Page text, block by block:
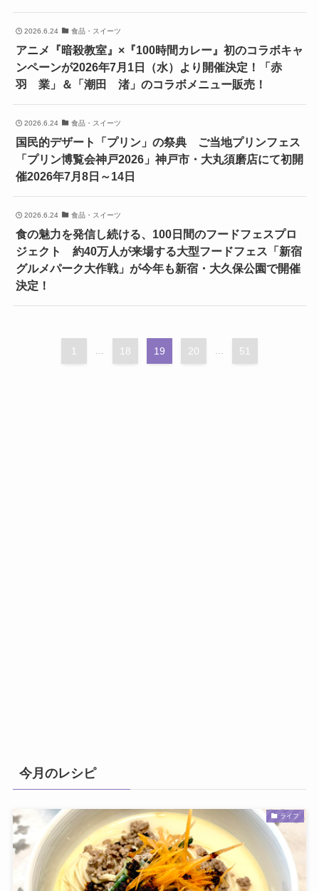
2026.6.24 食品・スイーツ
アニメ『暗殺教室』×『100時間カレー』初のコラボキャ
ンペーンが2026年7月1日（水）より開催決定！「赤
羽 業」＆「潮田 渚」のコラボメニュー販売！
2026.6.24 食品・スイーツ
国民的デザート「プリン」の祭典 ご当地プリンフェス
「プリン博覧会神戸2026」神戸市・大丸須磨店にて初開
催2026年7月8日～14日
2026.6.24 食品・スイーツ
食の魅力を発信し続ける、100日間のフードフェスプロ
ジェクト 約40万人が来場する大型フードフェス「新宿
グルメパーク大作戦」が今年も新宿・大久保公園で開催
決定！
1 ... 18 19 20 ... 51
今月のレシピ
ライフ